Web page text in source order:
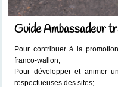
Guide Ambassadeur
Pour contribuer à la
franco-wallon;
Pour développer et animer
respectueuses des sites;